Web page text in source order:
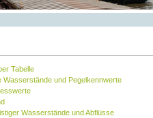
Tabelle
Wasserstände und Pegelkennwerte
Wasserstände und Abflüsse